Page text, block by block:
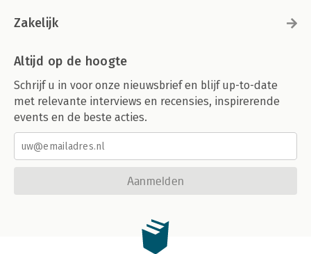
Zakelijk
Altijd op de hoogte
Schrijf u in voor onze nieuwsbrief en blijf up-to-date
met relevante interviews en recensies, inspirerende
events en de beste acties.
Aanmelden